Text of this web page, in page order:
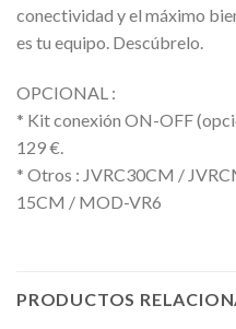
conectividad y el máximo
es tu equipo. Descúbrelo.
OPCIONAL :
* Kit conexión ON-OFF
129 €.
* Otros : JVRC30CM /
15CM / MOD-VR6
PRODUCTOS